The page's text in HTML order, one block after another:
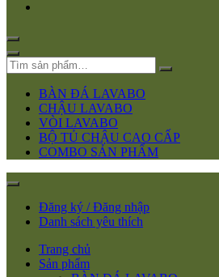
BÀN ĐÁ LAVABO
CHẬU LAVABO
VÒI LAVABO
BỘ TỦ CHẬU CAO CẤP
COMBO SẢN PHẨM
Đăng ký / Đăng nhập
Danh sách yêu thích
Trang chủ
Sản phẩm